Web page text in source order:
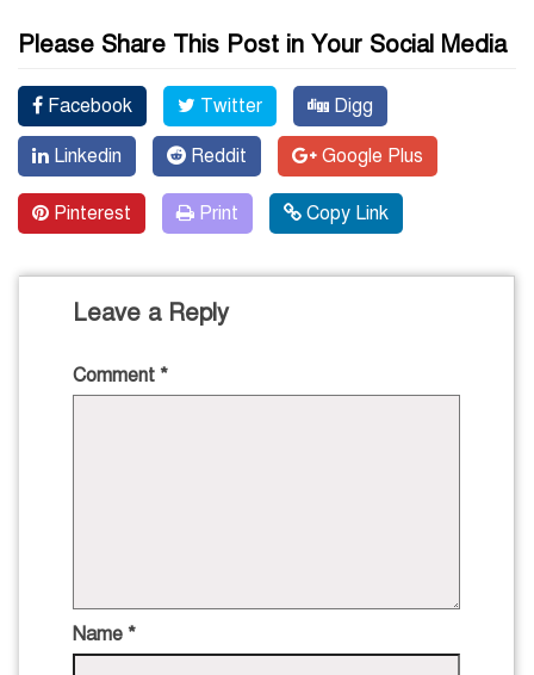
Please Share This Post in Your Social Media
Facebook Twitter Digg
Linkedin Reddit Google Plus
Pinterest Print Copy Link
Leave a Reply
Comment *
Name *